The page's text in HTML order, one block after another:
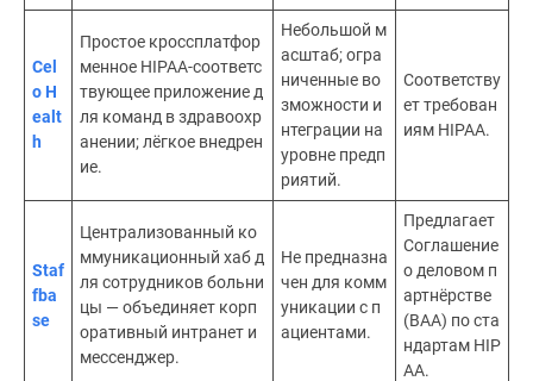
Cel
o H
ealt
h
Простое кроссплатфор
менное HIPAA-соответс
твующее приложение д
ля команд в здравоохр
анении; лёгкое внедрен
ие.
Небольшой м
асштаб; огра
ниченные во
зможности и
нтеграции на
уровне предп
риятий.
Соответству
ет требован
иям HIPAA.
Staf
fba
se
Централизованный ко
ммуникационный хаб д
ля сотрудников больни
цы — объединяет корп
оративный интранет и
мессенджер.
Не предназна
чен для комм
уникации с п
ациентами.
Предлагает
Соглашение
о деловом п
артнёрстве
(BAA) по ста
ндартам HIP
AA.